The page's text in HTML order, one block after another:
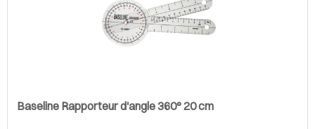
Baseline Rapporteur d'angle 360° 20 cm